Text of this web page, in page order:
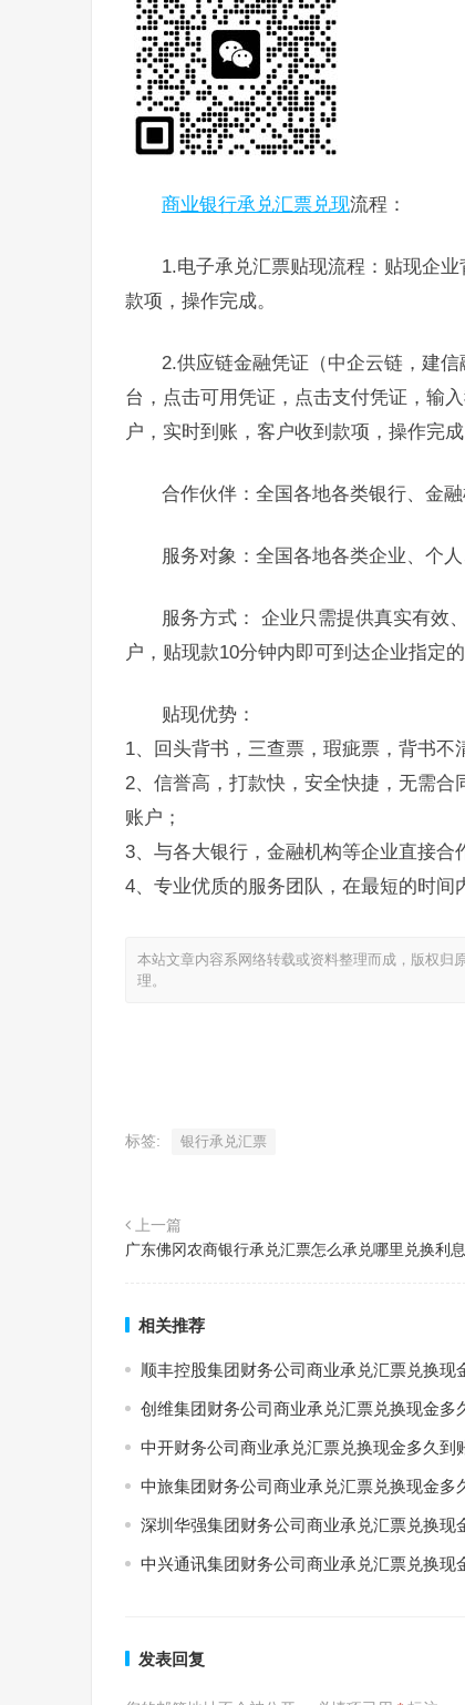
商业银行承兑汇票兑现流程：
1.电子承兑汇票贴现流程：贴现企
款项，操作完成。
2.供应链金融凭证（中企云链，建
台，点击可用凭证，点击支付凭证，输
户，实时到账，客户收到款项，操作完成
合作伙伴：全国各地各类银行、金融
服务对象：全国各地各类企业、个
服务方式： 企业只需提供真实有效
户，贴现款10分钟内即可到达企业指定的
贴现优势：
1、回头背书，三查票，瑕疵票，背书不
2、信誉高，打款快，安全快捷，无需
账户；
3、与各大银行，金融机构等企业直接合
4、专业优质的服务团队，在最短的时间
本站文章内容系网络转载或资料整理而成，版权归
理。
标签: 银行承兑汇票
上一篇
广东佛冈农商银行承兑汇票怎么承兑哪里兑换利
相关推荐
顺丰控股集团财务公司商业承兑汇票兑换现
创维集团财务公司商业承兑汇票兑换现金多
中开财务公司商业承兑汇票兑换现金多久到
中旅集团财务公司商业承兑汇票兑换现金多
深圳华强集团财务公司商业承兑汇票兑换现
中兴通讯集团财务公司商业承兑汇票兑换现
发表回复